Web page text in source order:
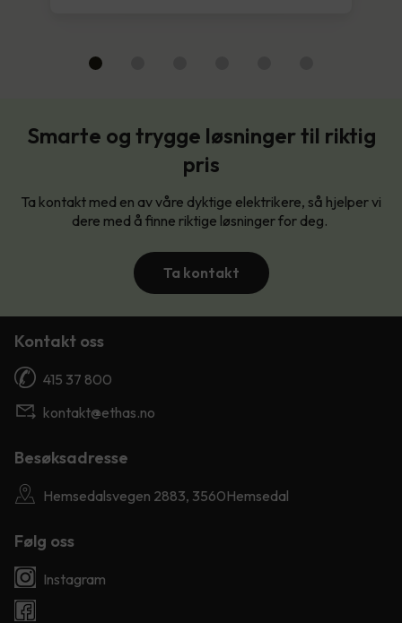
Smarte og trygge løsninger til riktig
pris
Ta kontakt med en av våre dyktige elektrikere, så hjelper vi
dere med å finne riktige løsninger for deg.
Ta kontakt
Kontakt oss
415 37 800
kontakt@ethas.no
Besøksadresse
Hemsedalsvegen 2883, 3560Hemsedal
Følg oss
Instagram